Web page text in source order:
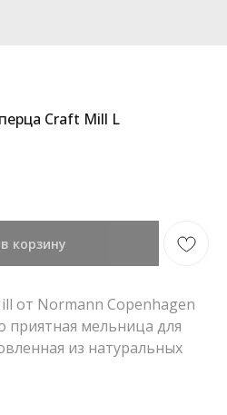
Craft Mill L
корзину
от Normann Copenhagen
приятная мельница для
из натуральных